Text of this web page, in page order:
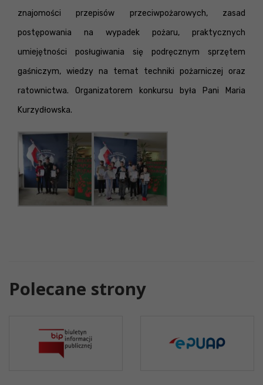
znajomości przepisów przeciwpożarowych, zasad
postępowania na wypadek pożaru, praktycznych
umiejętności posługiwania się podręcznym sprzętem
gaśniczym, wiedzy na temat techniki pożarniczej oraz
ratownictwa. Organizatorem konkursu była Pani Maria
Kurzydłowska.
Polecane strony